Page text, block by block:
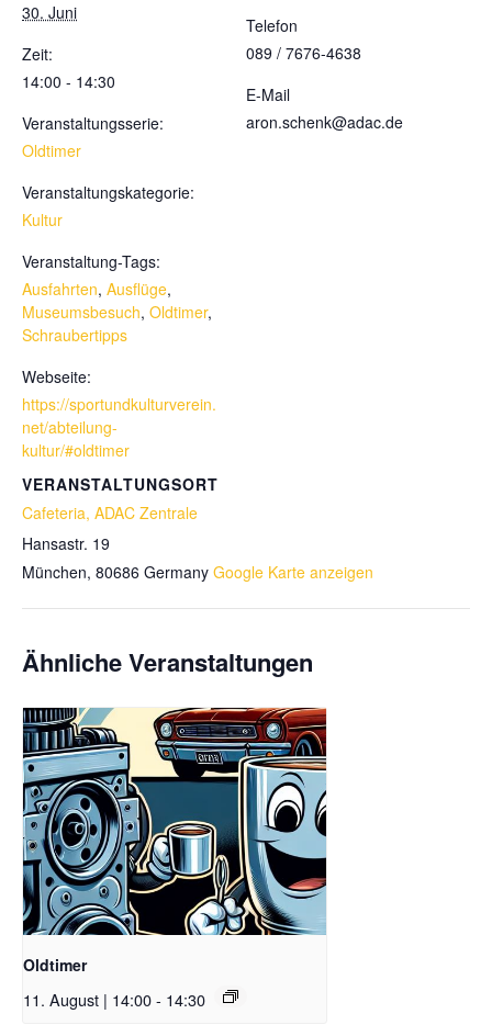
30. Juni
Zeit:
14:00 - 14:30
Veranstaltungsserie:
Oldtimer
Veranstaltungskategorie:
Kultur
Veranstaltung-Tags:
Ausfahrten, Ausflüge,
Museumsbesuch, Oldtimer,
Schraubertipps
Webseite:
https://sportundkulturverein.
net/abteilung-
kultur/#oldtimer
VERANSTALTUNGSORT
Cafeteria, ADAC Zentrale
Hansastr. 19
München, 80686 Germany Google Karte anzeigen
Telefon
089 / 7676-4638
E-Mail
aron.schenk@adac.de
Ähnliche Veranstaltungen
Oldtimer
11. August | 14:00- 14:30